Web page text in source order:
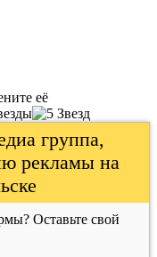
её
группа,
рекламы на
Оставьте свой